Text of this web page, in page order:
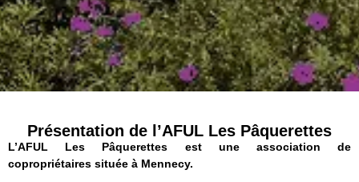
Présentation de l’AFUL Les Pâquerettes
L’AFUL Les Pâquerettes est une association de
copropriétaires située à Mennecy.